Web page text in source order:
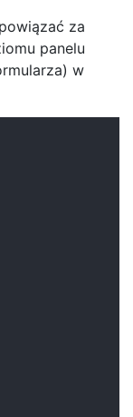
za
panelu
w